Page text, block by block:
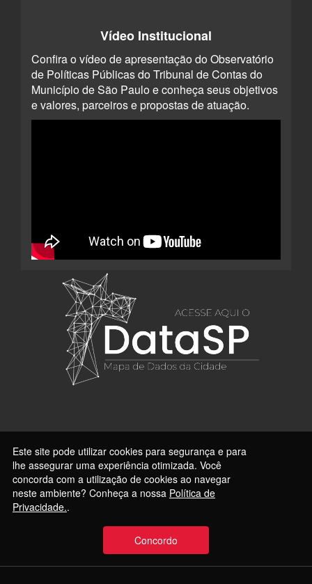
Vídeo Institucional
Confira o vídeo de apresentação do Observatório
de Políticas Públicas do Tribunal de Contas do
Município de São Paulo e conheça seus objetivos
e valores, parceiros e propostas de atuação.
Este site pode utilizar cookies para segurança e para
lhe assegurar uma experiência otimizada. Você
concorda com a utilização de cookies ao navegar
neste ambiente? Conheça a nossa Política de
Privacidade..
Concordo